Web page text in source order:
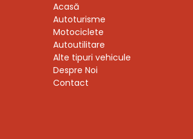
Acasă
Autoturisme
Motociclete
Autoutilitare
Alte tipuri vehicule
Despre Noi
Contact